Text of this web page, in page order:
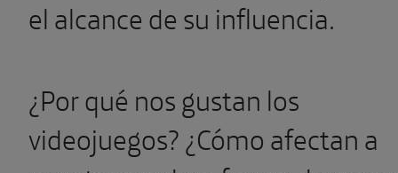
el alcance de su influencia.
¿Por qué nos gustan los
videojuegos? ¿Cómo afectan a